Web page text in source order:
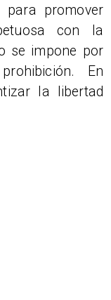
para promover
con la
se impone por
En
la libertad